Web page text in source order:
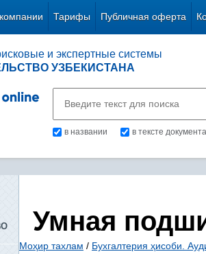
Тарифы Публичная оферта
и экспертные системы
УЗБЕКИСТАНА
в названии в тексте документа
Умная
Моҳир тахлам / Бухгалтерия ҳисоби.